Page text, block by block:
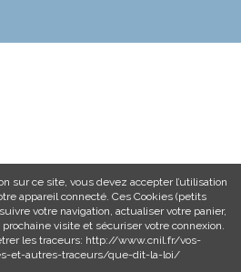
sur ce site, vous devez accepter l’utilisation
appareil connecté. Ces Cookies (petits
votre navigation, actualiser votre panier,
visite et sécuriser votre connexion.
les traceurs: http://www.cnil.fr/vos-
et-autres-traceurs/que-dit-la-loi/